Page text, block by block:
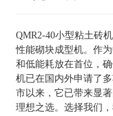
QMR2-40小型粘土砖
性能砌块成型机。作
和低能耗放在首位，
机已在国内外申请了
市以来，它已带来显
理想之选。选择我们